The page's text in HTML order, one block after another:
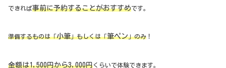
できれば事前に予約することがおすすめです。
準備するものは「小筆」もしくは「筆ペン」のみ ！
金額は1,500円から3,000円くらいで体験できます。